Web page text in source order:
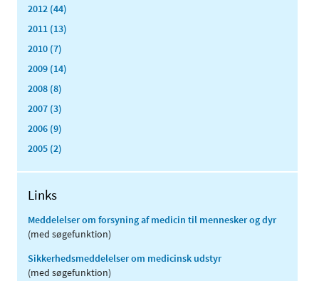
2012 (44)
2011 (13)
2010 (7)
2009 (14)
2008 (8)
2007 (3)
2006 (9)
2005 (2)
Links
Meddelelser om forsyning af medicin til mennesker og dyr
(med søgefunktion)
Sikkerhedsmeddelelser om medicinsk udstyr
(med søgefunktion)